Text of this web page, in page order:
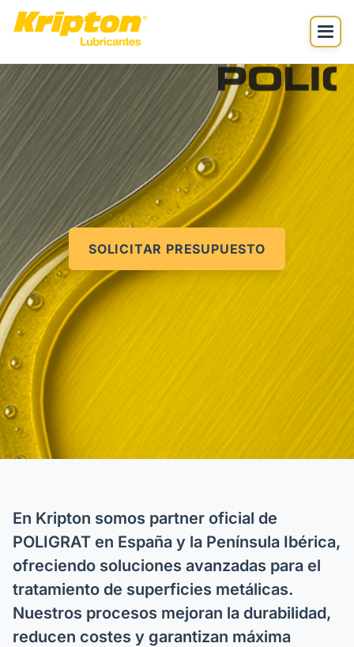
SOLICITAR PRESUPUESTO
En Kripton somos partner oficial de
POLIGRAT en España y la Península Ibérica,
ofreciendo soluciones avanzadas para el
tratamiento de superficies metálicas.
Nuestros procesos mejoran la durabilidad,
reducen costes y garantizan máxima